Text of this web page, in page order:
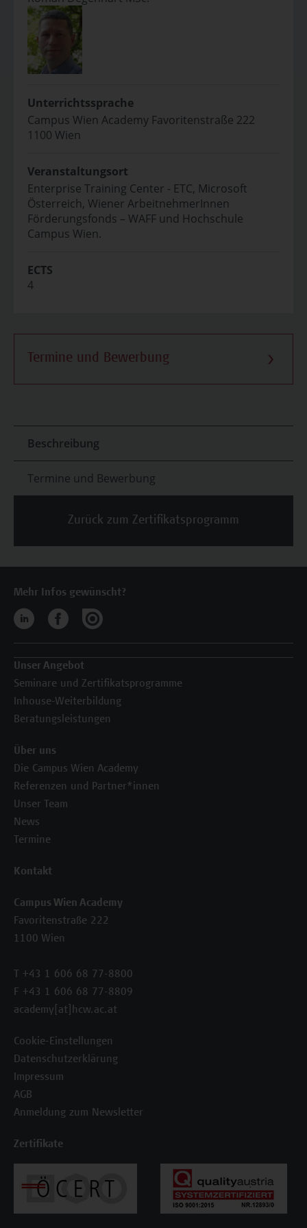
Unterrichtssprache
Campus Wien Academy Favoritenstraße 222
1100 Wien
Veranstaltungsort
Enterprise Training Center - ETC, Microsoft
Österreich, Wiener ArbeitnehmerInnen
Förderungsfonds – WAFF und Hochschule
Campus Wien.
ECTS
4
Termine und Bewerbung
Beschreibung
Termine und Bewerbung
Zurück zum Zertifikatsprogramm
Mehr Infos gewünscht?
Unser Angebot
Seminare und Zertifikatsprogramme
Inhouse-Weiterbildung
Beratungsleistungen
Über uns
Die Campus Wien Academy
Referenzen und Partner*innen
Unser Team
News
Termine
Kontakt
Campus Wien Academy
Favoritenstraße 222
1100 Wien
T +43 1 606 68 77-8800
F +43 1 606 68 77-8809
academy[at]hcw.ac.at
Cookie-Einstellungen
Datenschutzerklärung
Impressum
AGB
Anmeldung zum Newsletter
Zertifikate